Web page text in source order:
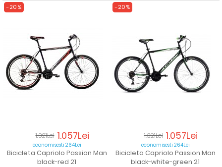
Cele
populare
-20%
1.321Lei 1.057Lei
economisesti 264Lei
Bicicleta Capriolo Passion Man
black-red 21
-20%
1.321Lei 1.057Lei
economisesti 264Lei
Bicicleta Capriolo Passion Man
black-white-green 21